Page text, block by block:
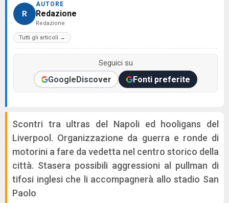
R
AUTORE
Redazione
Redazione
Tutti gli articoli →
Seguici su
GoogleDiscover Fonti preferite
Scontri tra ultras del Napoli ed hooligans del
Liverpool. Organizzazione da guerra e ronde di
motorini a fare da vedetta nel centro storico della
città. Stasera possibili aggressioni al pullman di
tifosi inglesi che li accompagnerà allo stadio San
Paolo